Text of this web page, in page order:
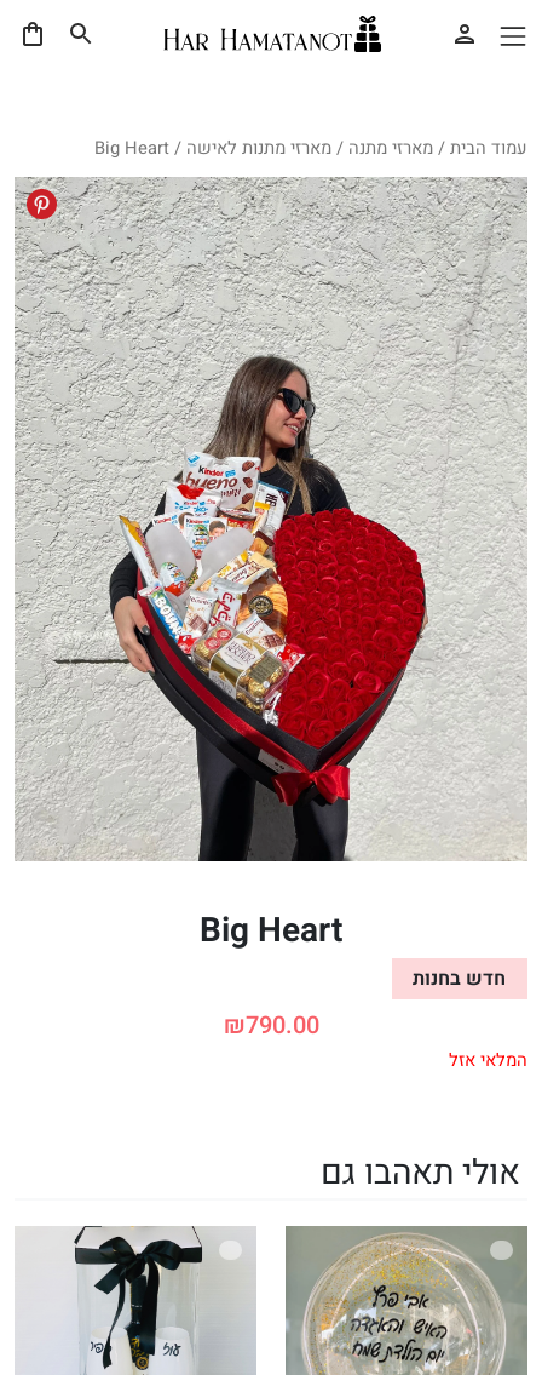
עמוד הבית/מארזי מתנה /מארזי מתנות לאישה / Big Heart
Big Heart
חדש בחנות
₪790.00
המלאי אזל
אולי תאהבו גם